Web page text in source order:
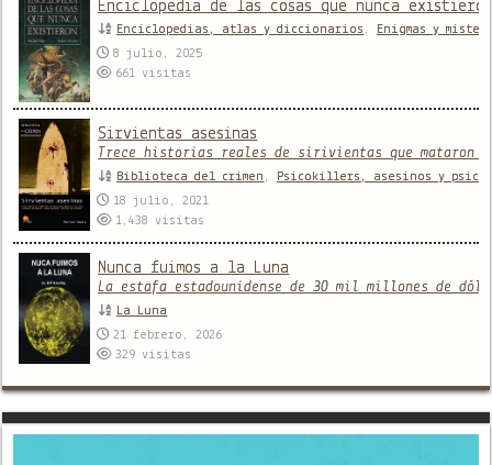
Enciclopedia de las cosas que nunca
Enciclopedias, atlas y diccionarios ,
Enigmas y
8 julio, 2025
661visitas
Sirvientas asesinas
Trece historias reales de sirivientas que mataron
Biblioteca del crimen ,
Psicokillers, asesinos y
18 julio, 2021
1,438visitas
Nunca fuimos a la Luna
La estafa estadounidense de 30 mil millones de
La Luna
21 febrero, 2026
329visitas